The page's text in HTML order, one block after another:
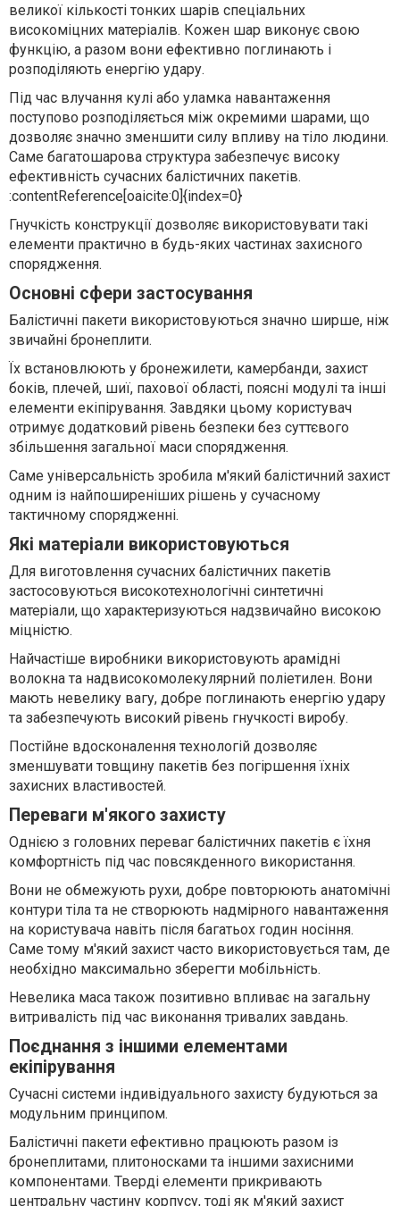
великої кількості тонких шарів спеціальних
високоміцних матеріалів. Кожен шар виконує свою
функцію, а разом вони ефективно поглинають і
розподіляють енергію удару.
Під час влучання кулі або уламка навантаження
поступово розподіляється між окремими шарами, що
дозволяє значно зменшити силу впливу на тіло людини.
Саме багатошарова структура забезпечує високу
ефективність сучасних балістичних пакетів.
:contentReference[oaicite:0]{index=0}
Гнучкість конструкції дозволяє використовувати такі
елементи практично в будь-яких частинах захисного
спорядження.
Основні сфери застосування
Балістичні пакети використовуються значно ширше, ніж
звичайні бронеплити.
Їх встановлюють у бронежилети, камербанди, захист
боків, плечей, шиї, пахової області, поясні модулі та інші
елементи екіпірування. Завдяки цьому користувач
отримує додатковий рівень безпеки без суттєвого
збільшення загальної маси спорядження.
Саме універсальність зробила м'який балістичний захист
одним із найпоширеніших рішень у сучасному
тактичному спорядженні.
Які матеріали використовуються
Для виготовлення сучасних балістичних пакетів
застосовуються високотехнологічні синтетичні
матеріали, що характеризуються надзвичайно високою
міцністю.
Найчастіше виробники використовують арамідні
волокна та надвисокомолекулярний поліетилен. Вони
мають невелику вагу, добре поглинають енергію удару
та забезпечують високий рівень гнучкості виробу.
Постійне вдосконалення технологій дозволяє
зменшувати товщину пакетів без погіршення їхніх
захисних властивостей.
Переваги м'якого захисту
Однією з головних переваг балістичних пакетів є їхня
комфортність під час повсякденного використання.
Вони не обмежують рухи, добре повторюють анатомічні
контури тіла та не створюють надмірного навантаження
на користувача навіть після багатьох годин носіння.
Саме тому м'який захист часто використовується там, де
необхідно максимально зберегти мобільність.
Невелика маса також позитивно впливає на загальну
витривалість під час виконання тривалих завдань.
Поєднання з іншими елементами
екіпірування
Сучасні системи індивідуального захисту будуються за
модульним принципом.
Балістичні пакети ефективно працюють разом із
бронеплитами, плитоносками та іншими захисними
компонентами. Тверді елементи прикривають
центральну частину корпусу, тоді як м'який захист